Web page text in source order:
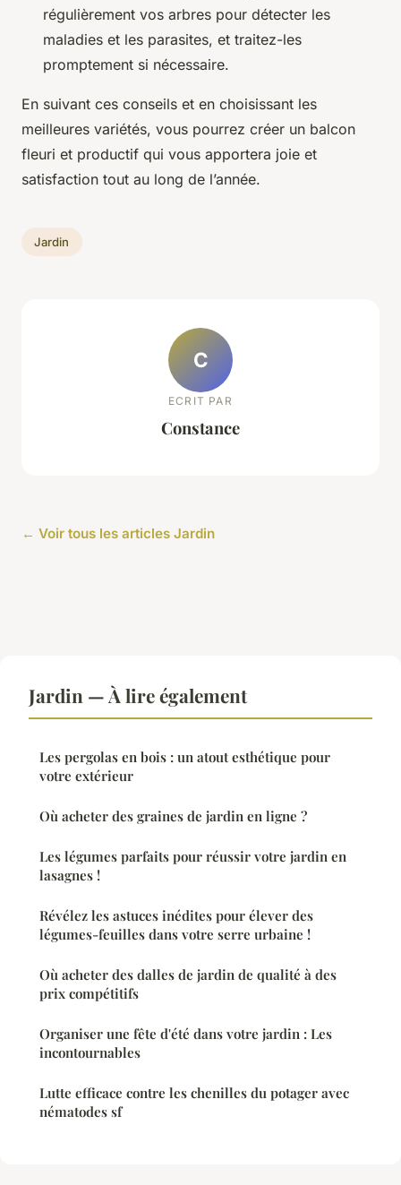
régulièrement vos arbres pour détecter les
maladies et les parasites, et traitez-les
promptement si nécessaire.
En suivant ces conseils et en choisissant les
meilleures variétés, vous pourrez créer un balcon
fleuri et productif qui vous apportera joie et
satisfaction tout au long de l’année.
Jardin
C
ECRIT PAR
Constance
← Voir tous les articles Jardin
Jardin — À lire également
Les pergolas en bois : un atout esthétique pour
votre extérieur
Où acheter des graines de jardin en ligne ?
Les légumes parfaits pour réussir votre jardin en
lasagnes !
Révélez les astuces inédites pour élever des
légumes-feuilles dans votre serre urbaine !
Où acheter des dalles de jardin de qualité à des
prix compétitifs
Organiser une fête d'été dans votre jardin : Les
incontournables
Lutte efficace contre les chenilles du potager avec
nématodes sf